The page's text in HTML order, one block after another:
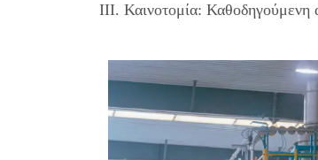
III. Καινοτομία: Καθοδηγούμενη